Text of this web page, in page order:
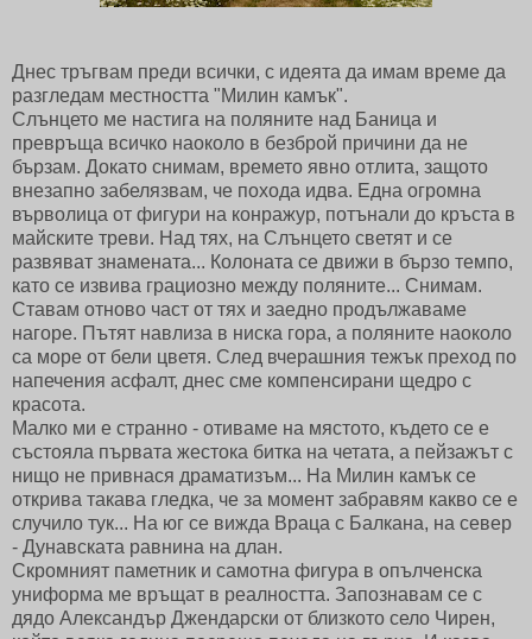
Днес тръгвам преди всички, с идеята да имам време да
разгледам местността "Милин камък".
Слънцето ме настига на поляните над Баница и
превръща всичко наоколо в безброй причини да не
бързам. Докато снимам, времето явно отлита, защото
внезапно забелязвам, че похода идва. Една огромна
върволица от фигури на конражур, потънали до кръста в
майските треви. Над тях, на Слънцето светят и се
развяват знамената... Колоната се движи в бързо темпо,
като се извива грациозно между поляните... Снимам.
Ставам отново част от тях и заедно продължаваме
нагоре. Пътят навлиза в ниска гора, а поляните наоколо
са море от бели цветя. След вчерашния тежък преход по
напечения асфалт, днес сме компенсирани щедро с
красота.
Малко ми е странно - отиваме на мястото, където се е
състояла първата жестока битка на четата, а пейзажът с
нищо не привнася драматизъм... На Милин камък се
открива такава гледка, че за момент забравям какво се е
случило тук... На юг се вижда Враца с Балкана, на север
- Дунавската равнина на длан.
Скромният паметник и самотна фигура в опълченска
униформа ме връщат в реалността. Запознавам се с
дядо Александър Джендарски от близкото село Чирен,